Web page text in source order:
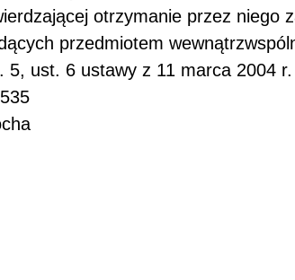
otrzymanie przez niego
przedmiotem
5, ust. 6 ustawy z 11 marca 2004